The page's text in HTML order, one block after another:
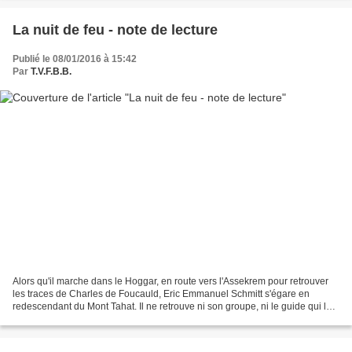
La nuit de feu - note de lecture
Publié le 08/01/2016 à 15:42
Par T.V.F.B.B.
Alors qu'il marche dans le Hoggar, en route vers l'Assekrem pour retrouver
les traces de Charles de Foucauld, Eric Emmanuel Schmitt s'égare en
redescendant du Mont Tahat. Il ne retrouve ni son groupe, ni le guide qui les